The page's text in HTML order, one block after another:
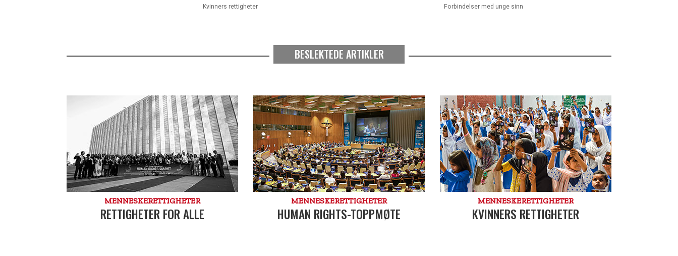
Kvinners rettigheter
Forbindelser med unge sinn
BESLEKTEDE ARTIKLER
MENNESKE­RETTIGHETER
RETTIGHETER FOR ALLE
MENNESKE­RETTIGHETER
HUMAN RIGHTS-TOPPMØTE
MENNESKE­RETTIGHETER
KVINNERS RETTIGHETER